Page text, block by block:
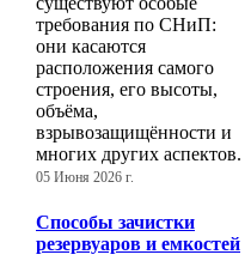
требования по СНиП:
они касаются
расположения самого
строения, его высоты,
объёма,
взрывозащищённости и
многих других аспектов.
05 Июня 2026 г.
Способы зачистки
резервуаров и емкостей